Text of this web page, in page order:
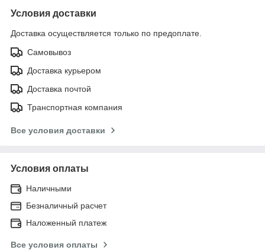
Условия доставки
Доставка осуществляется только по предоплате.
Самовывоз
Доставка курьером
Доставка почтой
Транспортная компания
Все условия доставки
Условия оплаты
Наличными
Безналичный расчет
Наложенный платеж
Все условия оплаты